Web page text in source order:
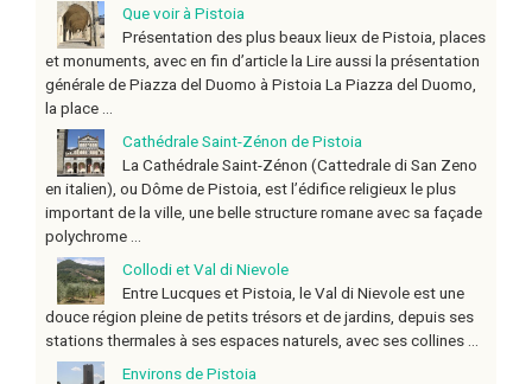
Que voir à Pistoia
Présentation des plus beaux lieux de Pistoia, places
et monuments, avec en fin d’article la Lire aussi la présentation
générale de Piazza del Duomo à Pistoia La Piazza del Duomo,
la place ...
Cathédrale Saint-Zénon de Pistoia
La Cathédrale Saint-Zénon (Cattedrale di San Zeno
en italien), ou Dôme de Pistoia, est l’édifice religieux le plus
important de la ville, une belle structure romane avec sa façade
polychrome ...
Collodi et Val di Nievole
Entre Lucques et Pistoia, le Val di Nievole est une
douce région pleine de petits trésors et de jardins, depuis ses
stations thermales à ses espaces naturels, avec ses collines ...
Environs de Pistoia